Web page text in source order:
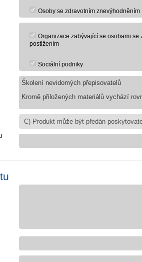
Osoby se zdravotním znevýhodněním
Organizace zabývající se osobami se
postižením
Sociální podniky
Školení nevidomých přepisovatelů
Kromě přiložených materiálů vychází